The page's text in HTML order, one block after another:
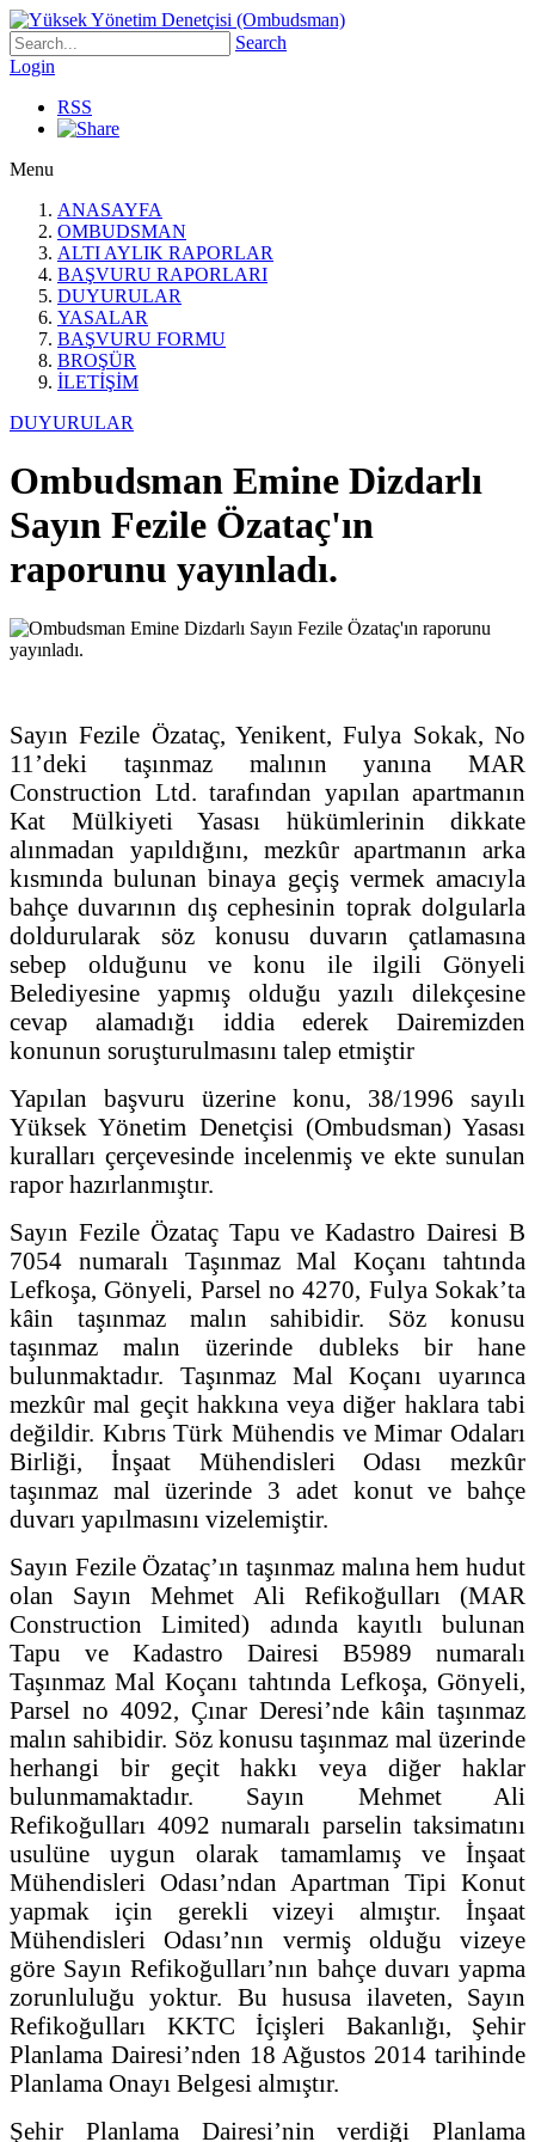
Search
Login
RSS
Menu
ANASAYFA
OMBUDSMAN
ALTI AYLIK RAPORLAR
BAŞVURU RAPORLARI
DUYURULAR
YASALAR
BAŞVURU FORMU
BROŞÜR
İLETİŞİM
DUYURULAR
Ombudsman Emine Dizdarlı
Sayın Fezile Özataç'ın
raporunu yayınladı.
Sayın Fezile Özataç, Yenikent, Fulya Sokak, No
11’deki taşınmaz malının yanına MAR
Construction Ltd. tarafından yapılan apartmanın
Kat Mülkiyeti Yasası hükümlerinin dikkate
alınmadan yapıldığını, mezkûr apartmanın arka
kısmında bulunan binaya geçiş vermek amacıyla
bahçe duvarının dış cephesinin toprak dolgularla
doldurularak söz konusu duvarın çatlamasına
sebep olduğunu ve konu ile ilgili Gönyeli
Belediyesine yapmış olduğu yazılı dilekçesine
cevap alamadığı iddia ederek Dairemizden
konunun soruşturulmasını talep etmiştir
Yapılan başvuru üzerine konu, 38/1996 sayılı
Yüksek Yönetim Denetçisi (Ombudsman) Yasası
kuralları çerçevesinde incelenmiş ve ekte sunulan
rapor hazırlanmıştır.
Sayın Fezile Özataç Tapu ve Kadastro Dairesi B
7054 numaralı Taşınmaz Mal Koçanı tahtında
Lefkoşa, Gönyeli, Parsel no 4270, Fulya Sokak’ta
kâin taşınmaz malın sahibidir. Söz konusu
taşınmaz malın üzerinde dubleks bir hane
bulunmaktadır. Taşınmaz Mal Koçanı uyarınca
mezkûr mal geçit hakkına veya diğer haklara tabi
değildir. Kıbrıs Türk Mühendis ve Mimar Odaları
Birliği, İnşaat Mühendisleri Odası mezkûr
taşınmaz mal üzerinde 3 adet konut ve bahçe
duvarı yapılmasını vizelemiştir.
Sayın Fezile Özataç’ın taşınmaz malına hem hudut
olan Sayın Mehmet Ali Refikoğulları (MAR
Construction Limited) adında kayıtlı bulunan
Tapu ve Kadastro Dairesi B5989 numaralı
Taşınmaz Mal Koçanı tahtında Lefkoşa, Gönyeli,
Parsel no 4092, Çınar Deresi’nde kâin taşınmaz
malın sahibidir. Söz konusu taşınmaz mal üzerinde
herhangi bir geçit hakkı veya diğer haklar
bulunmamaktadır. Sayın Mehmet Ali
Refikoğulları 4092 numaralı parselin taksimatını
usulüne uygun olarak tamamlamış ve İnşaat
Mühendisleri Odası’ndan Apartman Tipi Konut
yapmak için gerekli vizeyi almıştır. İnşaat
Mühendisleri Odası’nın vermiş olduğu vizeye
göre Sayın Refikoğulları’nın bahçe duvarı yapma
zorunluluğu yoktur. Bu hususa ilaveten, Sayın
Refikoğulları KKTC İçişleri Bakanlığı, Şehir
Planlama Dairesi’nden 18 Ağustos 2014 tarihinde
Planlama Onayı Belgesi almıştır.
Şehir Planlama Dairesi’nin verdiği Planlama